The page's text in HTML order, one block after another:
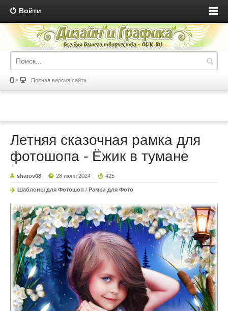
Войти
Полная версия сайта
Летняя сказочная рамка для
фотошопа - Ёжик в тумане
sharov08 28 июня 2024 425
Шаблоны для Фотошоп / Рамки для Фото